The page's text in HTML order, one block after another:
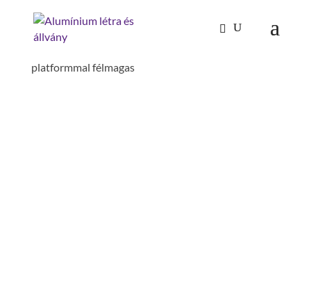
Kezdőlap/Tűzoltóság-katasztrófavédelem/
platformmal félmagas